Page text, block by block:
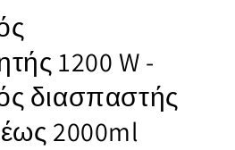
1200 W -
διασπαστής
2000ml